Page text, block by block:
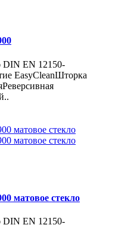
DIN EN 12150-
EasyCleanШторка
матовое стекло
DIN EN 12150-